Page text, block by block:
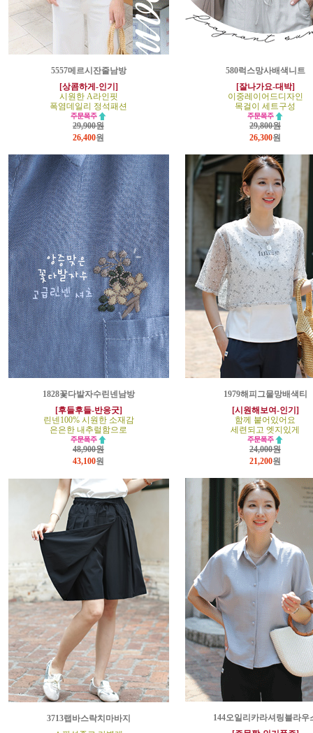
5557메르시잔줄남방
[상콤하게-인기]
시원한 A라인핏
폭염데일리 정석패션
29,900원
26,400원
580럭스망사배색니트
[잘나가요-대박]
이중레이어드디자인
목걸이 세트구성
29,800원
26,300원
1828꽃다발자수린넨남방
[후들후들-반응굿]
린넨100% 시원한 소재감
은은한 내추럴함으로
48,900원
43,100원
1979해피그물망배색티
[시원해보여-인기]
함께 붙어있어요
세련되고 엣지있게
24,000원
21,200원
3713랩바스락치마바지
144오일리카라셔링블라우